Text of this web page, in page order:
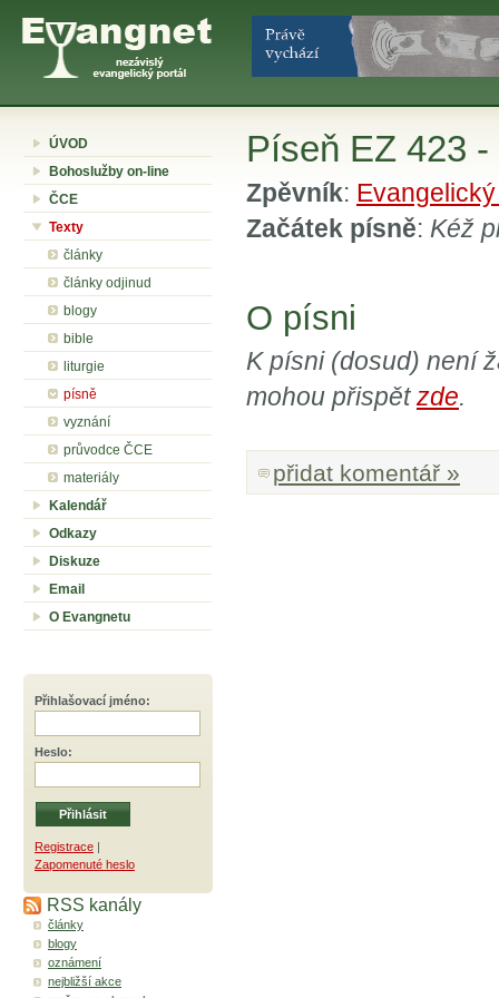
ÚVOD
Bohoslužby on-line
ČCE
Texty
články
články odjinud
blogy
bible
liturgie
písně
vyznání
průvodce ČCE
materiály
Kalendář
Odkazy
Diskuze
Email
O Evangnetu
Přihlašovací jméno:
Heslo:
Registrace |
Zapomenuté heslo
RSS kanály
články
blogy
oznámení
nejbližší akce
Píseň EZ 423
Zpěvník:
Začátek písně: Kéž
O písni
K písni (dosud) není
mohou přispětzde.
přidat komentář »